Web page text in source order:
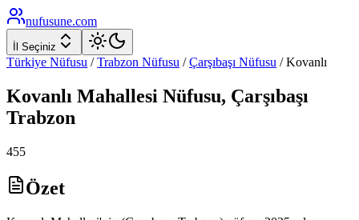
nufusune.com
İl Seçiniz
Türkiye Nüfusu / Trabzon Nüfusu / Çarşıbaşı Nüfusu /Kovanlı
Kovanlı Mahallesi Nüfusu, Çarşıbaşı
Trabzon
455
Özet